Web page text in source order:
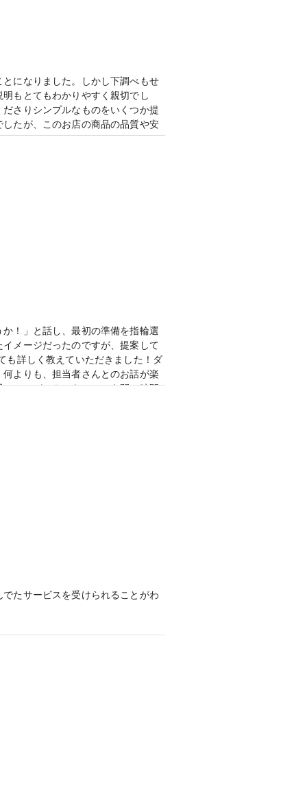
になりました。しかし下調べもせ
もとてもわかりやすく親切でし
さりシンプルなものをいくつか提
たが、このお店の商品の品質や安
気に入りました。ダイヤモンドシ
してくれました。刻印のことを聞
こだわりはしっかり伝えた上で、
うなので永い目で見て安心できそ
！」と話し、最初の準備を指輪選
メージだったのですが、提案して
も詳しく教えていただきました！ダ
よりも、担当者さんとのお話が楽
ことができ、あっという間に時間
結婚指輪との重ね付けで選びまし
こない似合うデザインにしまし
てくれたので、2人で揃えまし
たサービスを受けられることがわ
さらにはサイズも0.5号単位で取り
購入することができました。
。
メイドなので想像が必要なお買い
れたマリッジリング